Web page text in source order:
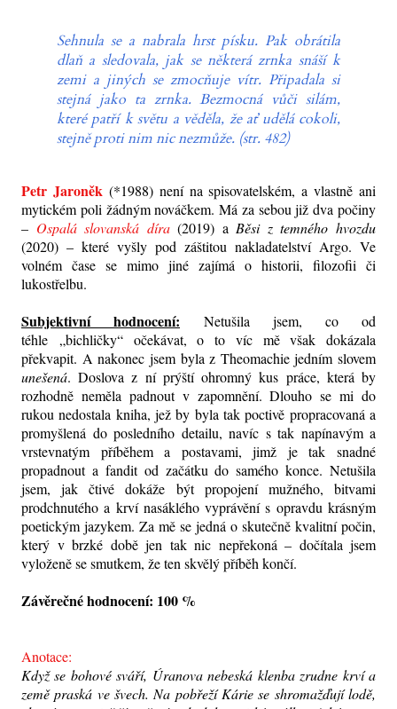
Sehnula se a nabrala hrst písku. Pak obrátila
dlaň a sledovala, jak se některá zrnka snáší k
zemi a jiných se zmocňuje vítr. Připadala si
stejná jako ta zrnka. Bezmocná vůči silám,
které patří k světu a věděla, že ať udělá cokoli,
stejně proti nim nic nezmůže. (str. 482)
Petr Jaroněk (*1988) není na spisovatelském, a vlastně ani
mytickém poli žádným nováčkem. Má za sebou již dva počiny
– Ospalá slovanská díra(2019) a Běsi z temného hvozdu
(2020) – které vyšly pod záštitou nakladatelství Argo. Ve
volném čase se mimo jiné zajímá o historii, filozofii či
lukostřelbu.
Subjektivní hodnocení: Netušila jsem, co od
téhle „bichličky“ očekávat, o to víc mě však dokázala
překvapit. A nakonec jsem byla z Theomachie jedním slovem
unešená. Doslova z ní prýští ohromný kus práce, která by
rozhodně neměla padnout v zapomnění. Dlouho se mi do
rukou nedostala kniha, jež by byla tak poctivě propracovaná a
promyšlená do posledního detailu, navíc s tak napínavým a
vrstevnatým příběhem a postavami, jimž je tak snadné
propadnout a fandit od začátku do samého konce. Netušila
jsem, jak čtivé dokáže být propojení mužného, bitvami
prodchnutého a krví nasáklého vyprávění s opravdu krásným
poetickým jazykem. Za mě se jedná o skutečně kvalitní počin,
který v brzké době jen tak nic nepřekoná – dočítala jsem
vyloženě se smutkem, že ten skvělý příběh končí.
Závěrečné hodnocení: 100 %
Anotace:
Když se bohové sváří, Úranova nebeská klenba zrudne krví a
země praská ve švech. Na pobřeží Kárie se shromažďují lodě,